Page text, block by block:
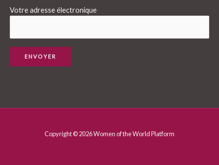
Votre adresse électronique
Copyright © 2026 Women of the World Platform